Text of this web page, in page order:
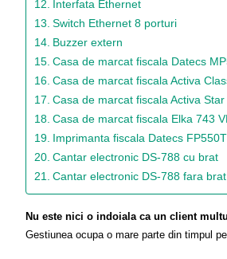
Interfata Ethernet
Switch Ethernet 8 porturi
Buzzer extern
Casa de marcat fiscala Datecs
Casa de marcat fiscala Activa
Casa de marcat fiscala Activa Star
Casa de marcat fiscala Elka 743
Imprimanta fiscala Datecs FP550T
Cantar electronic DS-788 cu brat
Cantar electronic DS-788
Nu este nici o indoiala ca un client
Gestiunea ocupa o mare parte din timpul